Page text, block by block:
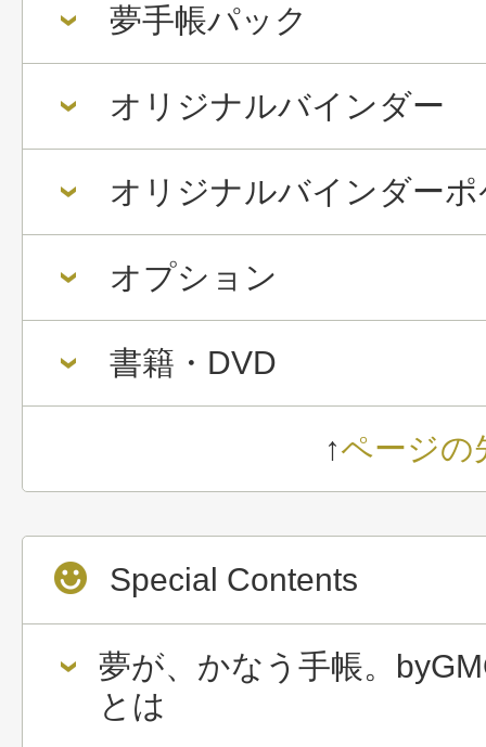
夢手帳パック
オリジナルバインダー
オリジナルバインダー
オプション
書籍・DVD
↑ページの
Special Contents
夢が、かなう手帳。
とは